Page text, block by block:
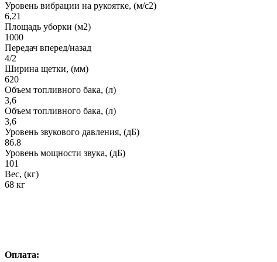
Уровень вибрации на рукоятке, (м/с2)
6,21
Площадь уборки (м2)
1000
Передач вперед/назад
4/2
Ширина щетки, (мм)
620
Объем топливного бака, (л)
3,6
Объем топливного бака, (л)
3,6
Уровень звукового давления, (дБ)
86.8
Уровень мощности звука, (дБ)
101
Вес, (кг)
68 кг
Оплата: